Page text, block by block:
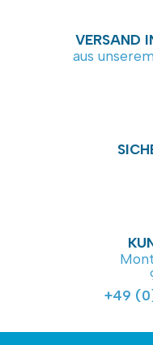
VERSAND
aus
+49